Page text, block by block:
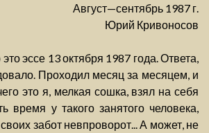
Август—сентябрь 1987 г.
Юрий Кривоносов
эссе 13 октября 1987 года. Ответа,
Проходил месяц за месяцем, и
это я, мелкая сошка, взял на себя
время у такого занятого человека,
забот невпроворот... А может, не